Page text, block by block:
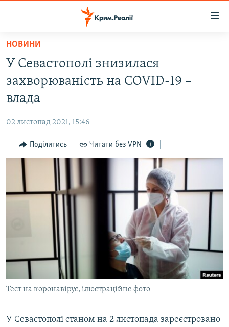
Перейти
основного
матеріалу
до
основної
Перейти
до
пошуку
ВІДЕО ТА ФОТО
БЛОГИ
ПОГЛЯД
ІНТЕРВ'Ю
ВСЕ ЗА ДЕНЬ
СПЕЦПРОЕКТИ
ДЕПОРТАЦІЯ
ВІДЕОУРОКИ «ELIFBE»
СВІДЧЕННЯ ОКУПАЦІЇ
УКРАЇНСЬКА ПРОБЛЕМА КРИМУ
ІНФОГРАФІКА
ЯК ОБІЙТИ БЛОКУВАННЯ
Qırımtatar
ДОЛУЧАЙСЯ!
НОВИНИ
У Севастополі знизилася
захворюваність на COVID-19 –
влада
02 листопад 2021, 15:46
Поділитись Читати без VPN
Тест на коронавірус, ілюстраційне фото
У Севастополі станом на 2 листопада зареєстровано